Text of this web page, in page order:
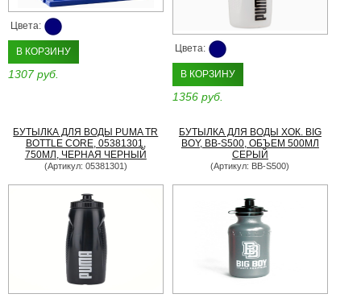
Цвета:
В КОРЗИНУ
1307 руб.
Цвета:
В КОРЗИНУ
1356 руб.
БУТЫЛКА ДЛЯ ВОДЫ PUMA TR
BOTTLE CORE, 05381301,
750МЛ, ЧЕРНАЯ ЧЕРНЫЙ
(Артикул: 05381301)
БУТЫЛКА ДЛЯ ВОДЫ ХОК. BIG
BOY, BB-S500, ОБЪЕМ 500МЛ
СЕРЫЙ
(Артикул: BB-S500)